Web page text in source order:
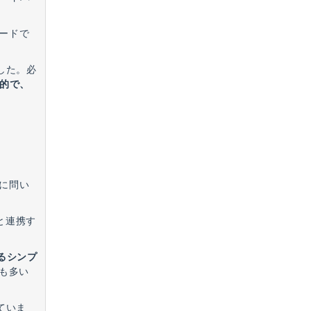
ドで
た。必
で、
問い
連携す
シンプ
多い
いま